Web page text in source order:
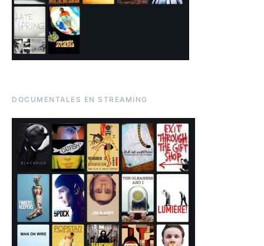
DOCUMENTALES EN STREAMING